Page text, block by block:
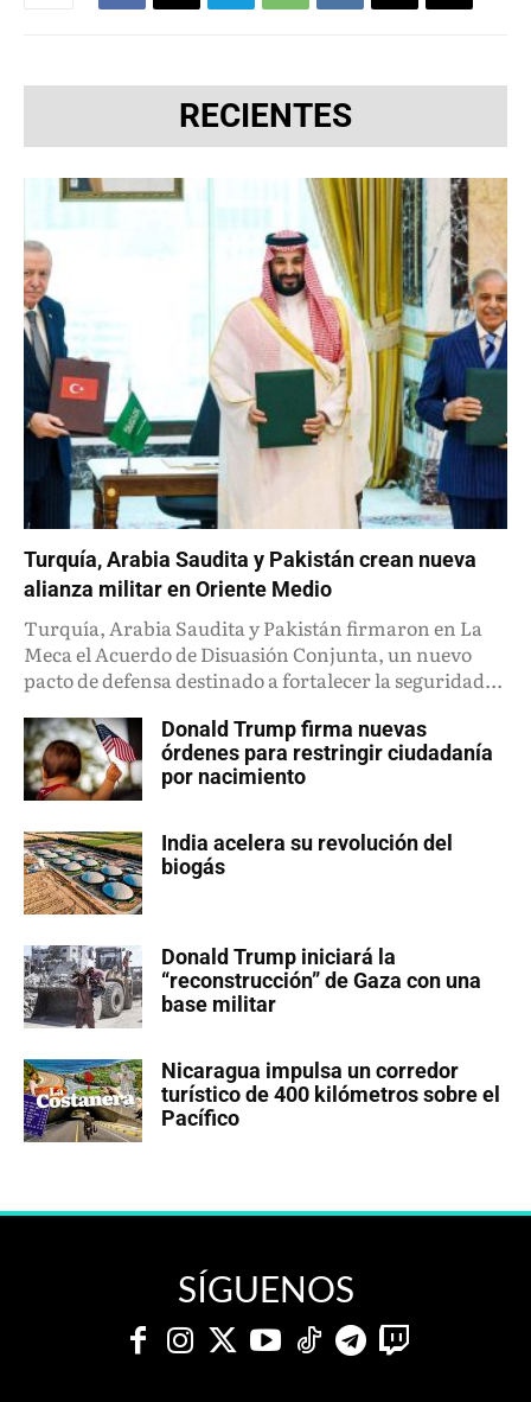
RECIENTES
Turquía, Arabia Saudita y Pakistán crean nueva
alianza militar en Oriente Medio
Turquía, Arabia Saudita y Pakistán firmaron en La
Meca el Acuerdo de Disuasión Conjunta, un nuevo
pacto de defensa destinado a fortalecer la seguridad...
Donald Trump firma nuevas
órdenes para restringir ciudadanía
por nacimiento
India acelera su revolución del
biogás
Donald Trump iniciará la
“reconstrucción” de Gaza con una
base militar
Nicaragua impulsa un corredor
turístico de 400 kilómetros sobre el
Pacífico
SÍGUENOS